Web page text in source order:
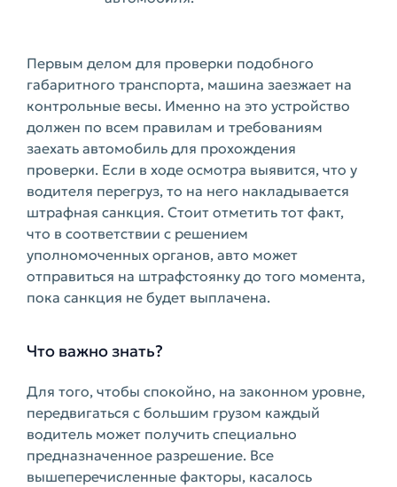
Первым делом для проверки подобного
габаритного транспорта, машина заезжает на
контрольные весы. Именно на это устройство
должен по всем правилам и требованиям
заехать автомобиль для прохождения
проверки. Если в ходе осмотра выявится, что у
водителя перегруз, то на него накладывается
штрафная санкция. Стоит отметить тот факт,
что в соответствии с решением
уполномоченных органов, авто может
отправиться на штрафстоянку до того момента,
пока санкция не будет выплачена.
Что важно знать?
Для того, чтобы спокойно, на законном уровне,
передвигаться с большим грузом каждый
водитель может получить специально
предназначенное разрешение. Все
вышеперечисленные факторы, касалось